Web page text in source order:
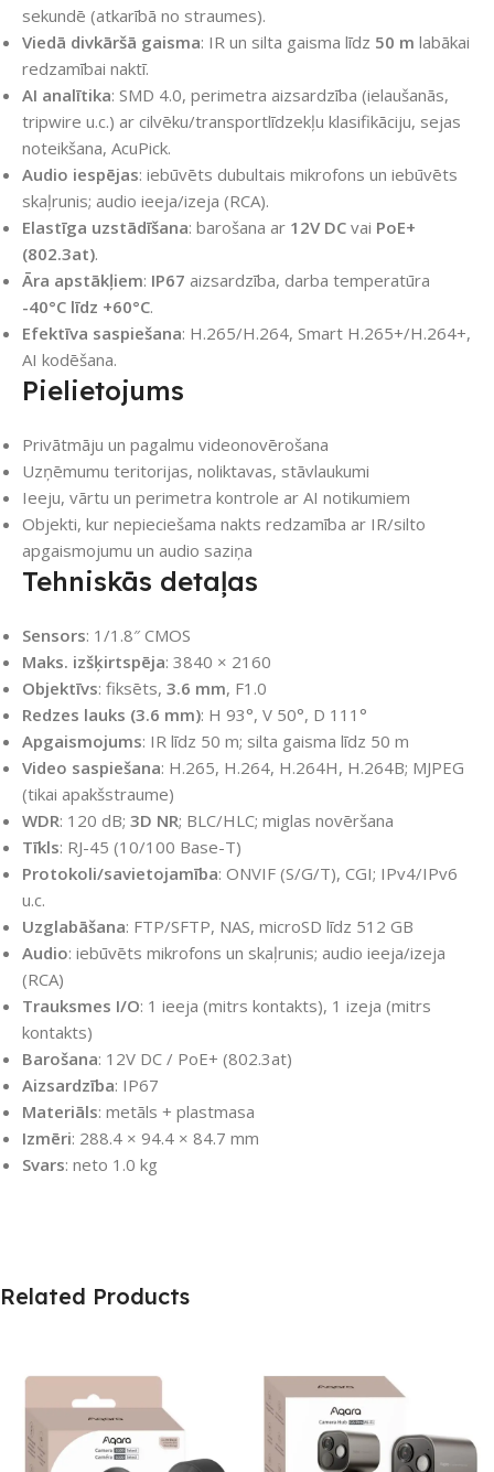
sekundē (atkarībā no straumes).
Viedā divkāršā gaisma: IR un silta gaisma līdz 50 m labākai
redzamībai naktī.
AI analītika: SMD 4.0, perimetra aizsardzība (ielaušanās,
tripwire u.c.) ar cilvēku/transportlīdzekļu klasifikāciju, sejas
noteikšana, AcuPick.
Audio iespējas: iebūvēts dubultais mikrofons un iebūvēts
skaļrunis; audio ieeja/izeja (RCA).
Elastīga uzstādīšana: barošana ar 12V DC vai PoE+
(802.3at).
Āra apstākļiem: IP67 aizsardzība, darba temperatūra
-40°C līdz +60°C.
Efektīva saspiešana: H.265/H.264, Smart H.265+/H.264+,
AI kodēšana.
Pielietojums
Privātmāju un pagalmu videonovērošana
Uzņēmumu teritorijas, noliktavas, stāvlaukumi
Ieeju, vārtu un perimetra kontrole ar AI notikumiem
Objekti, kur nepieciešama nakts redzamība ar IR/silto
apgaismojumu un audio saziņa
Tehniskās detaļas
Sensors: 1/1.8″ CMOS
Maks. izšķirtspēja: 3840 × 2160
Objektīvs: fiksēts, 3.6 mm, F1.0
Redzes lauks (3.6 mm): H 93°, V 50°, D 111°
Apgaismojums: IR līdz 50 m; silta gaisma līdz 50 m
Video saspiešana: H.265, H.264, H.264H, H.264B; MJPEG
(tikai apakšstraume)
WDR: 120 dB; 3D NR; BLC/HLC; miglas novēršana
Tīkls: RJ-45 (10/100 Base-T)
Protokoli/savietojamība: ONVIF (S/G/T), CGI; IPv4/IPv6
u.c.
Uzglabāšana: FTP/SFTP, NAS, microSD līdz 512 GB
Audio: iebūvēts mikrofons un skaļrunis; audio ieeja/izeja
(RCA)
Trauksmes I/O: 1 ieeja (mitrs kontakts), 1 izeja (mitrs
kontakts)
Barošana: 12V DC / PoE+ (802.3at)
Aizsardzība: IP67
Materiāls: metāls + plastmasa
Izmēri: 288.4 × 94.4 × 84.7 mm
Svars: neto 1.0 kg
Related Products